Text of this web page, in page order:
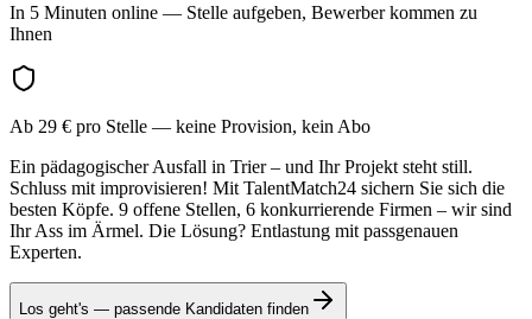
In 5 Minuten online — Stelle aufgeben, Bewerber kommen zu
Ihnen
Ab 29 € pro Stelle — keine Provision, kein Abo
Ein pädagogischer Ausfall in Trier – und Ihr Projekt steht still.
Schluss mit improvisieren! Mit TalentMatch24 sichern Sie sich die
besten Köpfe. 9 offene Stellen, 6 konkurrierende Firmen – wir sind
Ihr Ass im Ärmel. Die Lösung? Entlastung mit passgenauen
Experten.
Los geht's — passende Kandidaten finden